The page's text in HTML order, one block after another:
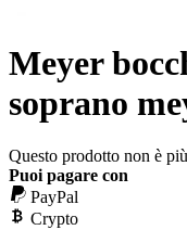
Meyer
soprano
Questo prodotto non è
Puoi pagare con
PayPal
Crypto